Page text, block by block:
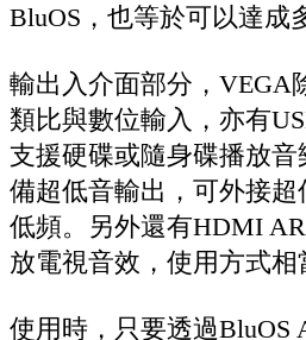
BluOS，也等於可以達成
輸出入介面部分，VEGA
類比與數位輸入，亦有
支援硬碟或隨身碟播放
備超低音輸出，可外接
低頻。另外還有HDMI
放電視音效，使用方式相
使用時，只要透過BluOS